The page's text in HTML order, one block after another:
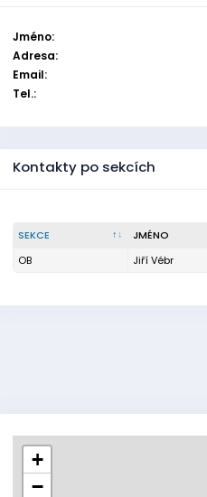
Jméno:
Adresa:
Email:
Tel.:
Kontakty po sekcích
SEKCE JMÉNO
OB
Jiří Vébr
+
−